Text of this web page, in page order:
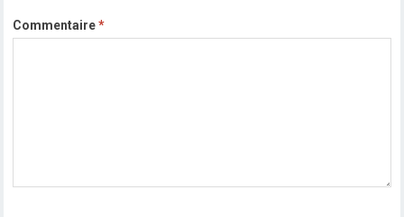
Commentaire*